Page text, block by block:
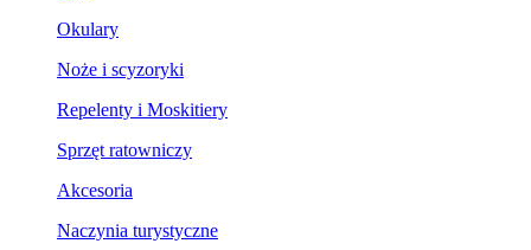
Okulary
Noże i scyzoryki
Repelenty i Moskitiery
Sprzęt ratowniczy
Akcesoria
Naczynia turystyczne